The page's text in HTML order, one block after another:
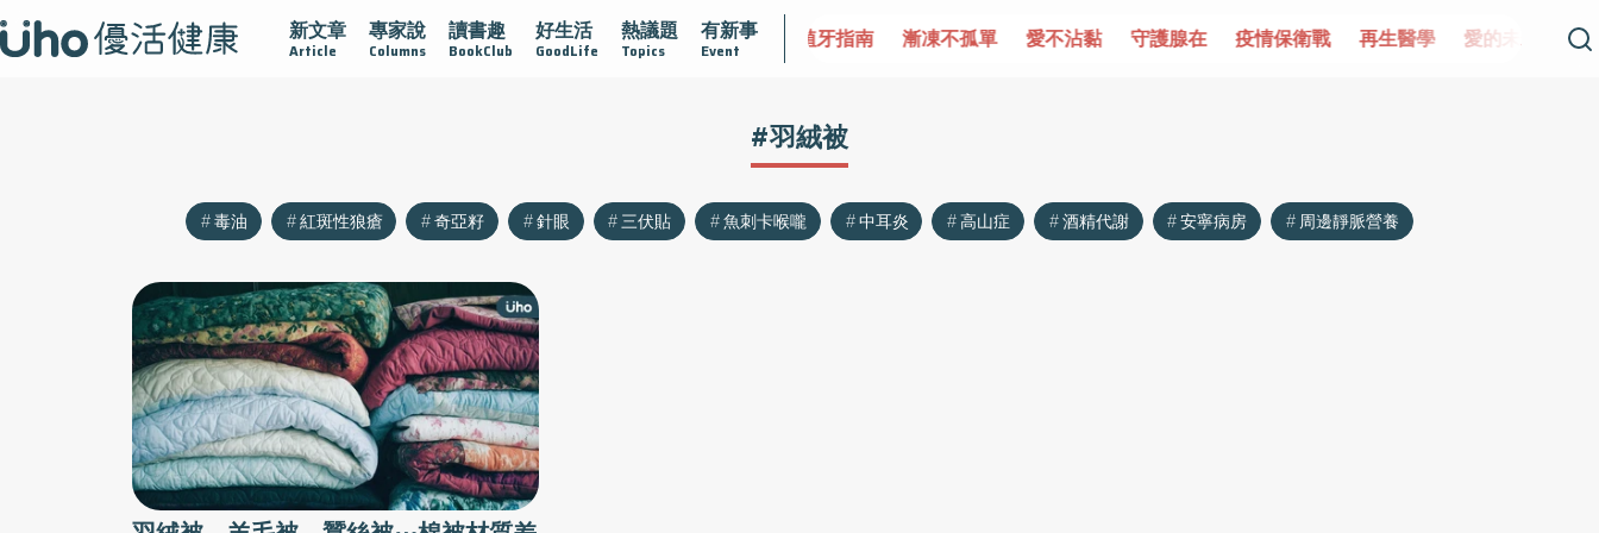
新文章
Article
專家說
Columns
讀書趣
BookClub
好生活
GoodLife
熱議題
Topics
有新事
Event
再生醫學 愛的未來視 認識攝護腺肥大 守護骨骼健康 達文西手術專欄 2025植牙指南 漸凍不孤單 愛不沾黏 守護腺在 疫情保衛戰 再生醫學 愛的未來視 認識
#羽絨被
毒油 紅斑性狼瘡 奇亞籽 針眼 三伏貼 魚刺卡喉嚨 中耳炎 高山症 酒精代謝 安寧病房 周邊靜脈營養